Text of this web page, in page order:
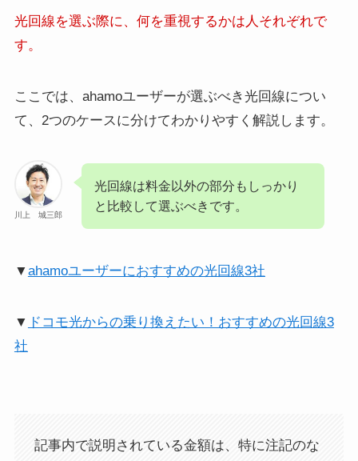
光回線を選ぶ際に、何を重視するかは人それぞれで
す。
ここでは、ahamoユーザーが選ぶべき光回線につい
て、2つのケースに分けてわかりやすく解説します。
川上 城三郎
光回線は料金以外の部分もしっかり
と比較して選ぶべきです。
▼ahamoユーザーにおすすめの光回線3社
▼ ドコモ光からの乗り換えたい！おすすめの光回線3
社
記事内で説明されている金額は、特に注記のな